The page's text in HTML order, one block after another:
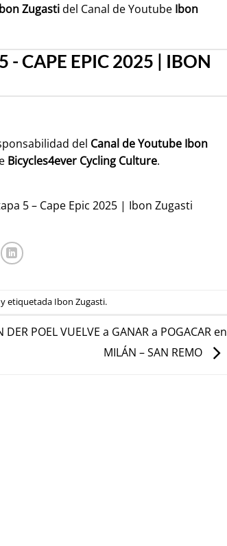
Zugastidel Canal de Youtube Ibon
- CAPE EPIC 2025 | IBON
del Canal de Youtube Ibon
Bicycles4ever Cycling Culture.
5 – Cape Epic 2025 | Ibon Zugasti
y etiquetada Ibon Zugasti.
DER POEL VUELVE a GANAR a POGACAR en
MILÁN – SAN REMO